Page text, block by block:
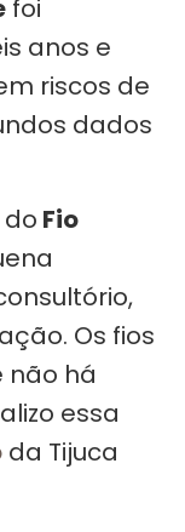
foi
anos e
riscos de
dados
Fio
Os fios
não há
essa
da Tijuca